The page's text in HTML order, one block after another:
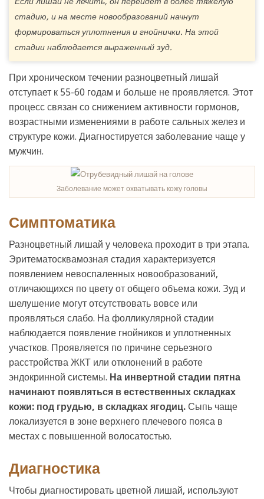
стадию, и на месте новообразований начнут
формироваться уплотнения и гнойнички. На этой
стадии наблюдается выраженный зуд.
При хроническом течении разноцветный лишай
отступает к 55-60 годам и больше не проявляется. Этот
процесс связан со снижением активности гормонов,
возрастными изменениями в работе сальных желез и
структуре кожи. Диагностируется заболевание чаще у
мужчин.
Заболевание может охватывать кожу головы
Симптоматика
Разноцветный лишай у человека проходит в три этапа.
Эритематосквамозная стадия характеризуется
появлением невоспаленных новообразований,
отличающихся по цвету от общего объема кожи. Зуд и
шелушение могут отсутствовать вовсе или
проявляться слабо. На фолликулярной стадии
наблюдается появление гнойников и уплотненных
участков. Проявляется по причине серьезного
расстройства ЖКТ или отклонений в работе
эндокринной системы. На инвертной стадии пятна
начинают появляться в естественных складках
кожи: под грудью, в складках ягодиц. Сыпь чаще
локализуется в зоне верхнего плечевого пояса в
местах с повышенной волосатостью.
Диагностика
Чтобы диагностировать цветной лишай, используют